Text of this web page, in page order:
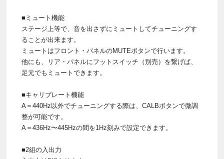
■ミュート機能
ステージ上等で、音を出さずにミュートしてチューニングす
ることが出来ます。
ミュートはフロント・パネルのMUTEボタンで行います。
他にも、リア・パネルにフットスイッチ（別売）を繋げば、
足元でもミュートできます。
■キャリブレート機能
A＝440Hz以外でチューニングする際は、CALBボタンで微調
整が可能です。
A＝436Hz〜445Hzの間を1Hz刻みで設定できます。
■2組の入出力